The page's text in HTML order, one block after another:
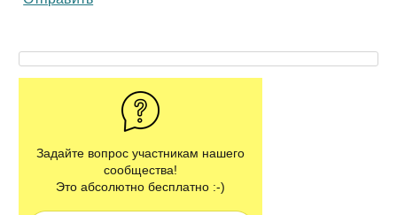
Задайте вопрос участникам нашего
сообщества!
Это абсолютно бесплатно :-)